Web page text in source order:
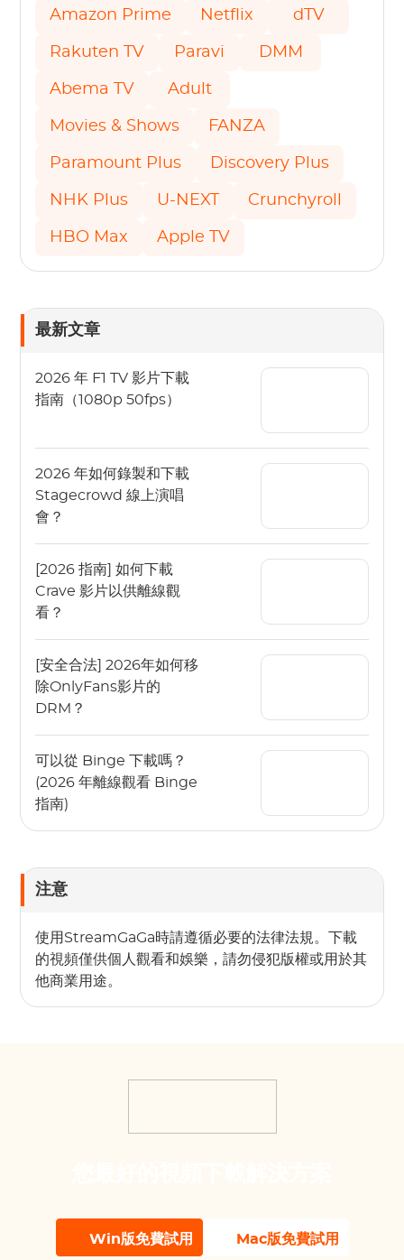
Amazon Prime Netflix dTV
Rakuten TV Paravi DMM
Abema TV Adult
Movies & Shows FANZA
Paramount Plus Discovery Plus
NHK Plus U-NEXT Crunchyroll
HBO Max Apple TV
最新文章
2026 年 F1 TV 影片下載
指南（1080p 50fps）
2026 年如何錄製和下載
Stagecrowd 線上演唱
會？
[2026 指南] 如何下載
Crave 影片以供離線觀
看？
[安全合法] 2026年如何移
除OnlyFans影片的
DRM？
可以從 Binge 下載嗎？
(2026 年離線觀看 Binge
指南)
注意
使用StreamGaGa時請遵循必要的法律法規。下載
的視頻僅供個人觀看和娛樂，請勿侵犯版權或用於其
他商業用途。
Win版免費試用 Mac版免費試用